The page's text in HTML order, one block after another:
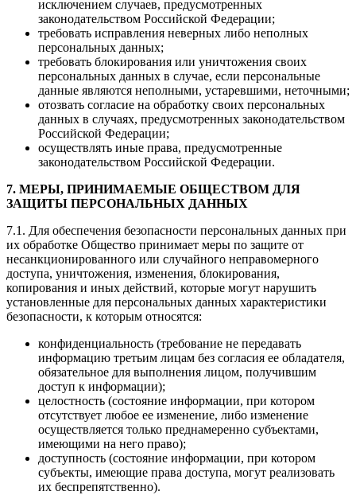
исключением случаев, предусмотренных
законодательством Российской Федерации;
требовать исправления неверных либо неполных
персональных данных;
требовать блокирования или уничтожения своих
персональных данных в случае, если персональные
данные являются неполными, устаревшими, неточными;
отозвать согласие на обработку своих персональных
данных в случаях, предусмотренных законодательством
Российской Федерации;
осуществлять иные права, предусмотренные
законодательством Российской Федерации.
7. МЕРЫ, ПРИНИМАЕМЫЕ ОБЩЕСТВОМ ДЛЯ
ЗАЩИТЫ ПЕРСОНАЛЬНЫХ ДАННЫХ
7.1. Для обеспечения безопасности персональных данных при
их обработке Общество принимает меры по защите от
несанкционированного или случайного неправомерного
доступа, уничтожения, изменения, блокирования,
копирования и иных действий, которые могут нарушить
установленные для персональных данных характеристики
безопасности, к которым относятся:
конфиденциальность (требование не передавать
информацию третьим лицам без согласия ее обладателя,
обязательное для выполнения лицом, получившим
доступ к информации);
целостность (состояние информации, при котором
отсутствует любое ее изменение, либо изменение
осуществляется только преднамеренно субъектами,
имеющими на него право);
доступность (состояние информации, при котором
субъекты, имеющие права доступа, могут реализовать
их беспрепятственно).